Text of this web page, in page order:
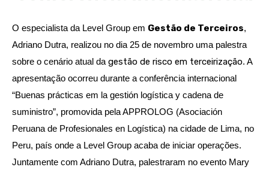
O especialista da Level Group em Gestão de Terceiros,
Adriano Dutra, realizou no dia 25 de novembro uma palestra
sobre o cenário atual da gestão de risco em terceirização. A
apresentação ocorreu durante a conferência internacional
“Buenas prácticas em la gestión logística y cadena de
suministro”, promovida pela APPROLOG (Asociación
Peruana de Profesionales en Logística) na cidade de Lima, no
Peru, país onde a Level Group acaba de iniciar operações.
Juntamente com Adriano Dutra, palestraram no evento Mary